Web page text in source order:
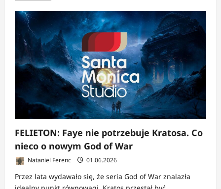
o
FANTOPEDIA:
Kim
jest
Laufey?
Wszystko,
co
wiemy
o
nowej
bohaterce
War
FELIETON: Faye nie potrzebuje Kratosa. Co
nieco o nowym God of War
Nataniel Ferenc 01.06.2026
Przez lata wydawało się, że seria God of War znalazła